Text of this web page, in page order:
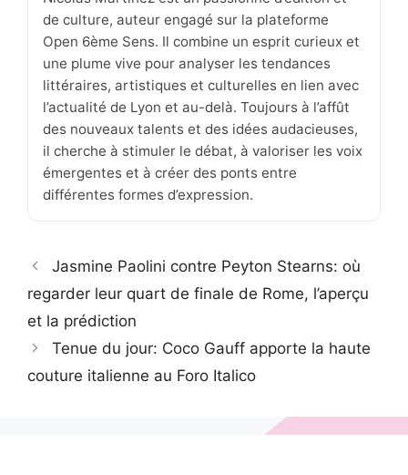
de culture, auteur engagé sur la plateforme
Open 6ème Sens. Il combine un esprit curieux et
une plume vive pour analyser les tendances
littéraires, artistiques et culturelles en lien avec
l’actualité de Lyon et au-delà. Toujours à l’affût
des nouveaux talents et des idées audacieuses,
il cherche à stimuler le débat, à valoriser les voix
émergentes et à créer des ponts entre
différentes formes d’expression.
Jasmine Paolini contre Peyton Stearns: où
regarder leur quart de finale de Rome, l’aperçu
et la prédiction
Tenue du jour: Coco Gauff apporte la haute
couture italienne au Foro Italico